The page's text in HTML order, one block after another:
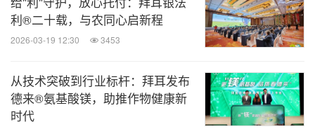
展望再生农业未来如何深耕于中国广阔土壤，中国农
业大学土地科学与技术学院李保国院长指出，我们所
希望的再生农业美好图景是在获得农产品的同时，通
过实践增强地表覆盖、减少土壤扰动、轮作兼作体
系、改善作物系统、畜牧业农业一体化系统五大要
素，关注到自然环境，也更关注土壤健康。我们需要
利®二十载，与农同心启新程
2026-03-19 12:30 3453
从技术突破到行业标杆：拜耳发布
德来®氨基酸镁，助推作物健康新
时代